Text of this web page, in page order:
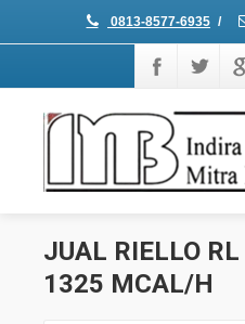
0813-8577-6935 /
JUAL RIELLO
1325 MCAL/H